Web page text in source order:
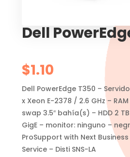
Dell
$1.10
Dell PowerEdge T350 –
x Xeon E-2378 / 2.6 GHz –
swap 3.5″ bahía(s) – HDD 2
GigE – monitor: ninguno –
ProSupport with Next
Service – Disti SNS-LA